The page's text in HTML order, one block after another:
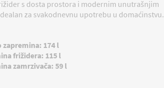
s dosta prostora i modernim unutrašnjim
za svakodnevnu upotrebu u domaćinstvu.
zapremina: 174 l
frižidera: 115 l
zamrzivača: 59 l